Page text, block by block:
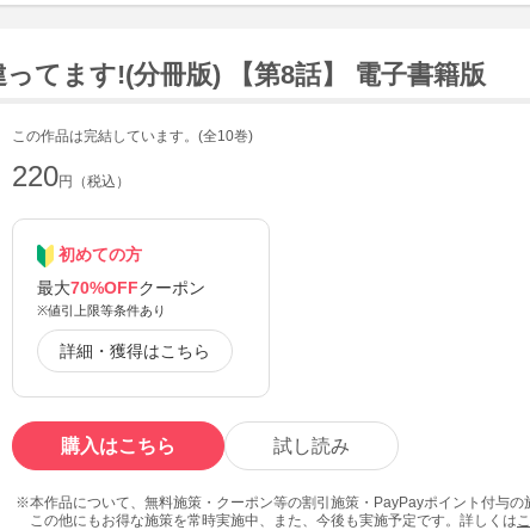
てます!(分冊版) 【第8話】 電子書籍版
この作品は完結しています。(全10巻)
220円（税込）
初めての方
最大70%OFFクーポン
※値引上限等条件あり
詳細・獲得はこちら
購入はこちら 試し読み
本作品について、無料施策・クーポン等の割引施策・PayPayポイント付与
この他にもお得な施策を常時実施中、また、今後も実施予定です。詳しくは